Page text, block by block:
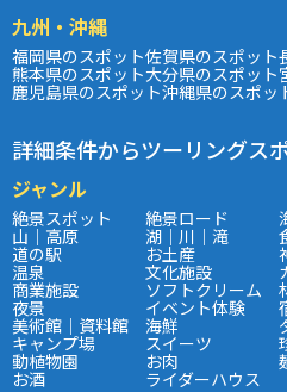
九州・沖縄
福岡県のスポット佐賀県のスポット
熊本県のスポット大分県のスポット
鹿児島県のスポット沖縄県のスポッ
詳細条件からツーリングス
ジャンル
絶景スポット 絶景ロード
山｜高原 湖｜川｜滝
道の駅 お土産
温泉 文化施設
商業施設 ソフトクリーム
夜景 イベント体験
美術館｜資料館 海鮮
キャンプ場 スイーツ
動植物園 お肉
お酒 ライダーハウス